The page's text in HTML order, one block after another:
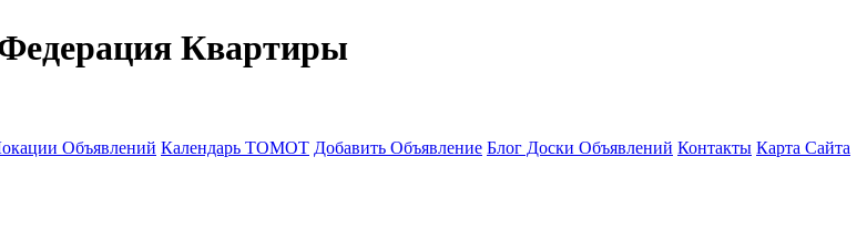
Квартиры
Объявлений Календарь ТОМОТ Добавить Объявление Блог Доски Объявлений Контакты Карта Сайта